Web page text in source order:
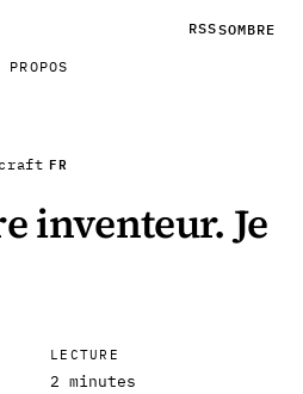
PROPOS
RSSSOMBRE
FR
inventeur. Je
LECTURE
2 minutes